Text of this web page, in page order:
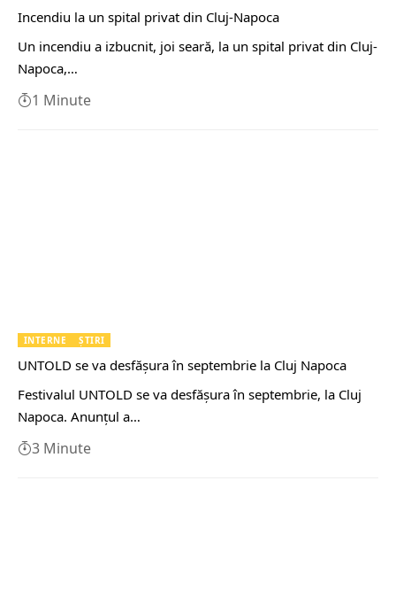
Incendiu la un spital privat din Cluj-Napoca
Un incendiu a izbucnit, joi seară, la un spital privat din Cluj-
Napoca,…
1 Minute
INTERNE ȘTIRI
UNTOLD se va desfășura în septembrie la Cluj Napoca
Festivalul UNTOLD se va desfășura în septembrie, la Cluj
Napoca. Anunțul a…
3 Minute